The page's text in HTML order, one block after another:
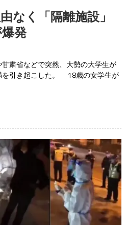
なく「隔離施設」
発
粛省などで突然、大勢の大学生が
を引き起こした。 18歳の女学生が